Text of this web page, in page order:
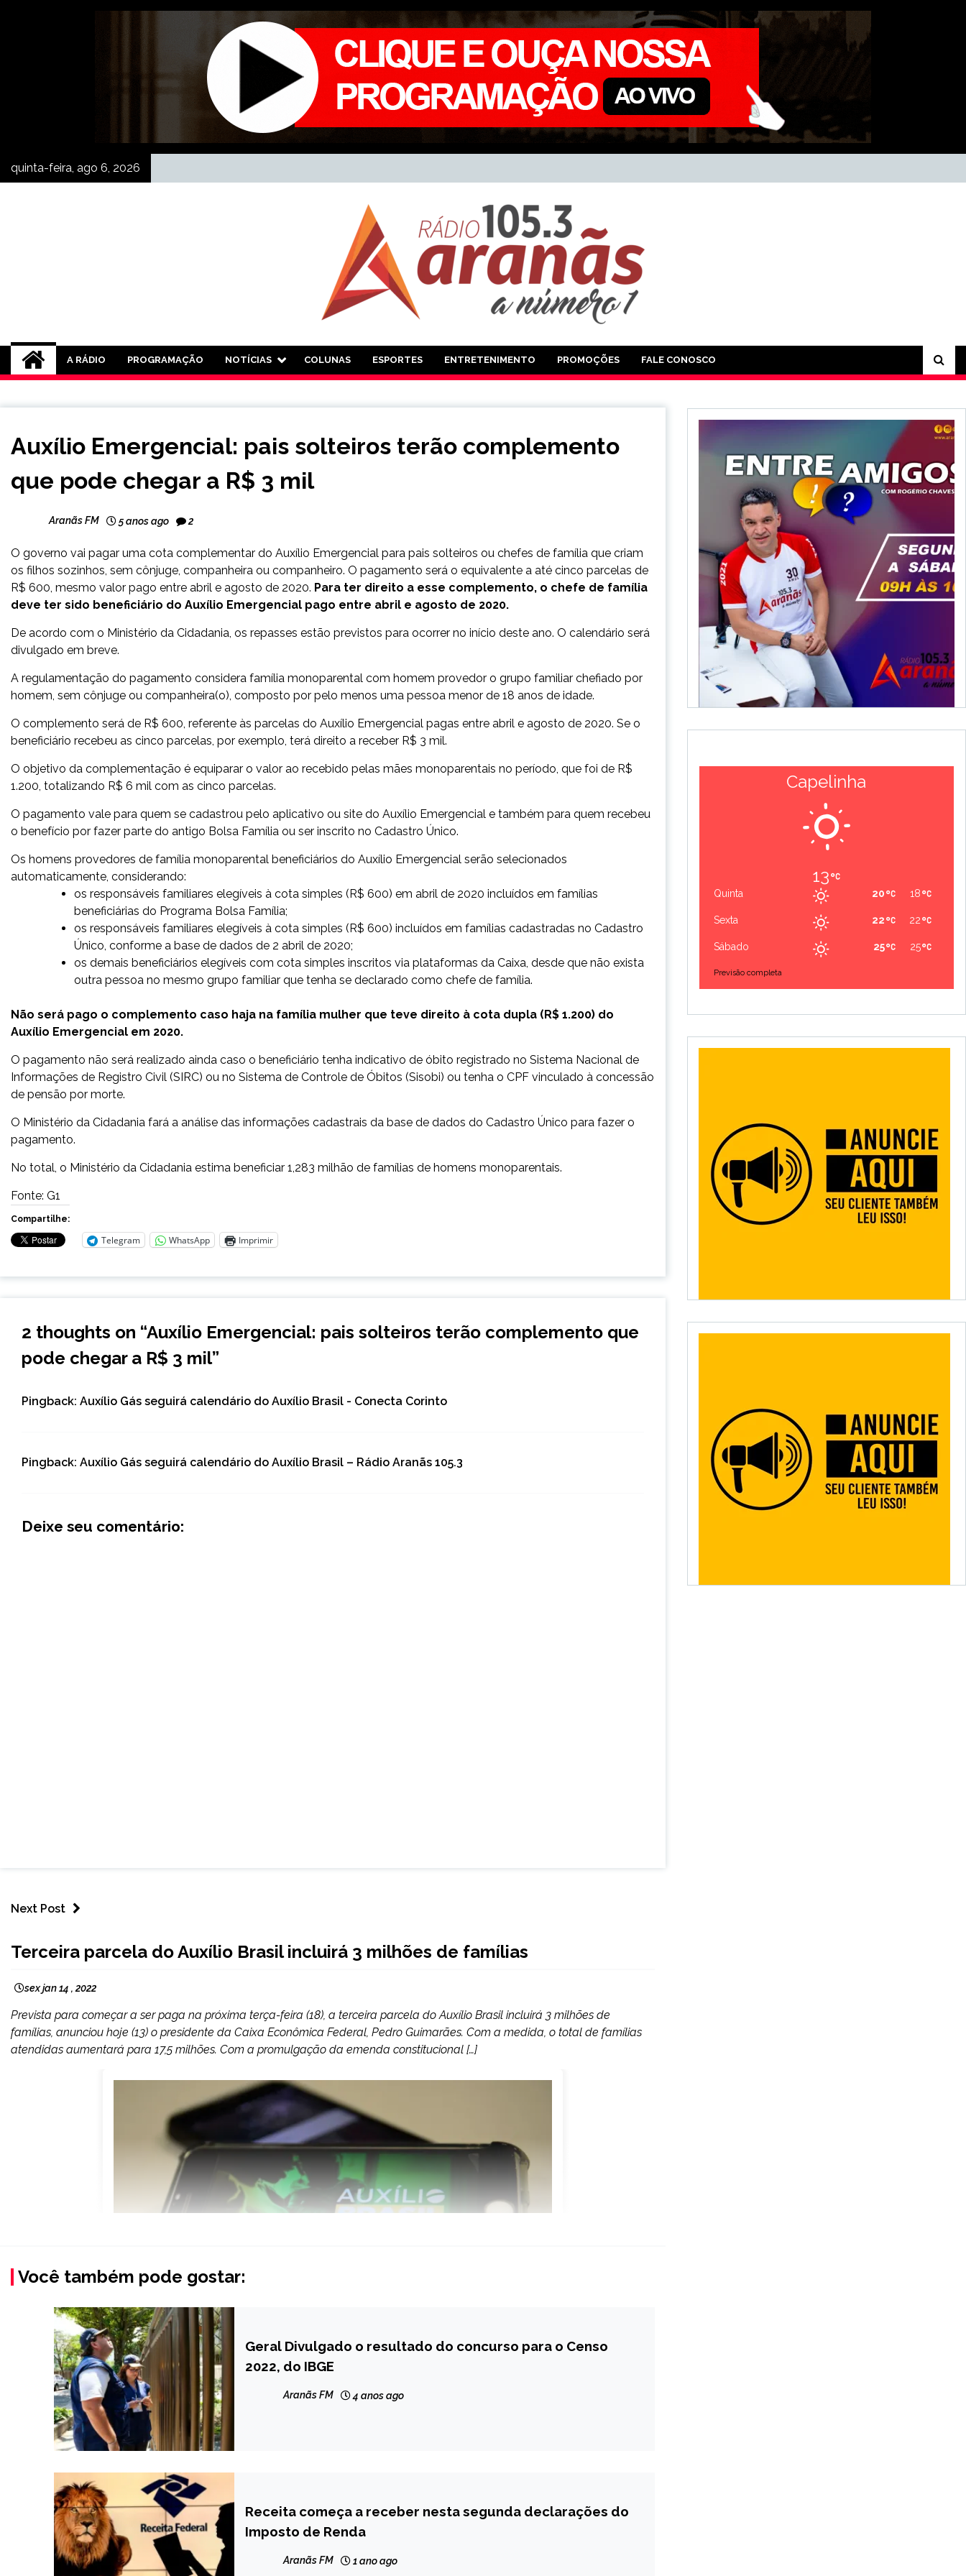
quinta-feira, ago 6, 2026
Rádio Aranãs 105.3
A RÁDIO PROGRAMAÇÃO NOTÍCIAS COLUNAS ESPORTES ENTRETENIMENTO PROMOÇÕES FALE CONOSCO
NOTÍCIAS
Auxílio Emergencial: pais solteiros terão complemento
que pode chegar a R$ 3 mil
Aranãs FM 5 anos ago 2
O governo vai pagar uma cota complementar do Auxílio Emergencial para pais solteiros ou chefes de família que criam
os filhos sozinhos, sem cônjuge, companheira ou companheiro. O pagamento será o equivalente a até cinco parcelas de
R$ 600, mesmo valor pago entre abril e agosto de 2020. Para ter direito a esse complemento, o chefe de família
deve ter sido beneficiário do Auxílio Emergencial pago entre abril e agosto de 2020.
De acordo com o Ministério da Cidadania, os repasses estão previstos para ocorrer no início deste ano. O calendário será
divulgado em breve.
A regulamentação do pagamento considera família monoparental com homem provedor o grupo familiar chefiado por
homem, sem cônjuge ou companheira(o), composto por pelo menos uma pessoa menor de 18 anos de idade.
O complemento será de R$ 600, referente às parcelas do Auxílio Emergencial pagas entre abril e agosto de 2020. Se o
beneficiário recebeu as cinco parcelas, por exemplo, terá direito a receber R$ 3 mil.
O objetivo da complementação é equiparar o valor ao recebido pelas mães monoparentais no período, que foi de R$
1.200, totalizando R$ 6 mil com as cinco parcelas.
O pagamento vale para quem se cadastrou pelo aplicativo ou site do Auxílio Emergencial e também para quem recebeu
o benefício por fazer parte do antigo Bolsa Família ou ser inscrito no Cadastro Único.
Os homens provedores de família monoparental beneficiários do Auxílio Emergencial serão selecionados
automaticamente, considerando:
os responsáveis familiares elegíveis à cota simples (R$ 600) em abril de 2020 incluídos em famílias
beneficiárias do Programa Bolsa Família;
os responsáveis familiares elegíveis à cota simples (R$ 600) incluídos em famílias cadastradas no Cadastro
Único, conforme a base de dados de 2 abril de 2020;
os demais beneficiários elegíveis com cota simples inscritos via plataformas da Caixa, desde que não exista
outra pessoa no mesmo grupo familiar que tenha se declarado como chefe de família.
Não será pago o complemento caso haja na família mulher que teve direito à cota dupla (R$ 1.200) do
Auxílio Emergencial em 2020.
O pagamento não será realizado ainda caso o beneficiário tenha indicativo de óbito registrado no Sistema Nacional de
Informações de Registro Civil (SIRC) ou no Sistema de Controle de Óbitos (Sisobi) ou tenha o CPF vinculado à concessão
de pensão por morte.
O Ministério da Cidadania fará a análise das informações cadastrais da base de dados do Cadastro Único para fazer o
pagamento.
No total, o Ministério da Cidadania estima beneficiar 1,283 milhão de famílias de homens monoparentais.
Fonte: G1
Compartilhe:
Telegram WhatsApp Imprimir
2 thoughts on “Auxílio Emergencial: pais solteiros terão complemento que
pode chegar a R$ 3 mil”
Pingback: Auxílio Gás seguirá calendário do Auxílio Brasil - Conecta Corinto
Pingback: Auxílio Gás seguirá calendário do Auxílio Brasil – Rádio Aranãs 105.3
Deixe seu comentário:
Next Post
NOTÍCIAS
Terceira parcela do Auxílio Brasil incluirá 3 milhões de famílias
sex jan 14 , 2022
Prevista para começar a ser paga na próxima terça-feira (18), a terceira parcela do Auxílio Brasil incluirá 3 milhões de
famílias, anunciou hoje (13) o presidente da Caixa Econômica Federal, Pedro Guimarães. Com a medida, o total de famílias
atendidas aumentará para 17,5 milhões. Com a promulgação da emenda constitucional […]
Você também pode gostar:
BRASIL
NOTÍCIAS
Geral Divulgado o resultado do concurso para o Censo
2022, do IBGE
Aranãs FM 4 anos ago
BRASIL
NOTÍCIAS
Receita começa a receber nesta segunda declarações do
Imposto de Renda
Aranãs FM 1 ano ago
Capelinha
13
Quinta 18
20
Sexta 22
22
Sábado 25
25
Previsão completa